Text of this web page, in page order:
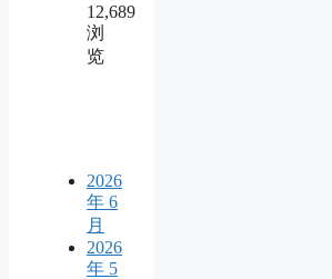
12,689
浏
览
2026
年 6
月
2026
年 5